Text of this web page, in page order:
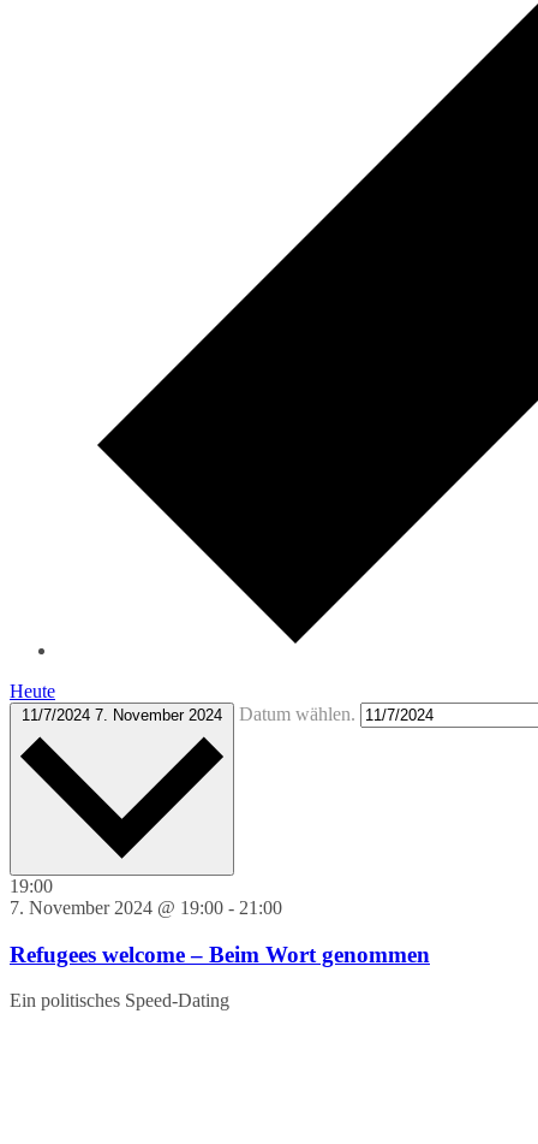
Heute
11/7/2024 7. November 2024 Datum wählen.
19:00
7. November 2024 @ 19:00 - 21:00
Refugees welcome – Beim Wort genommen
Ein politisches Speed-Dating